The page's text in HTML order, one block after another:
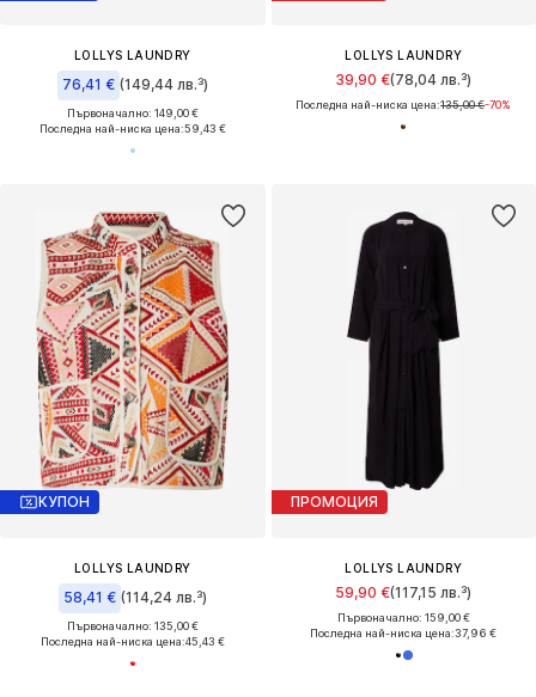
LOLLYS LAUNDRY
76,41 € (149,44 лв.³)
Първоначално: 149,00 €
Последна най-ниска цена:59,43 €
LOLLYS LAUNDRY
39,90 €(78,04 лв.³)
Последна най-ниска цена:135,00 €-70%
КУПОН
LOLLYS LAUNDRY
58,41 € (114,24 лв.³)
Първоначално: 135,00 €
Последна най-ниска цена:45,43 €
ПРОМОЦИЯ
LOLLYS LAUNDRY
59,90 €(117,15 лв.³)
Първоначално: 159,00 €
Последна най-ниска цена:37,96 €